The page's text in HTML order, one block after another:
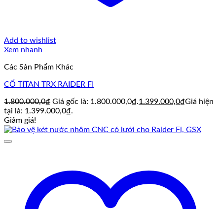
Add to wishlist
Xem nhanh
Các Sản Phẩm Khác
CỔ TITAN TRX RAIDER FI
1.800.000,0₫ Giá gốc là: 1.800.000,0₫.1.399.000,0₫Giá hiện
tại là: 1.399.000,0₫.
Giảm giá!